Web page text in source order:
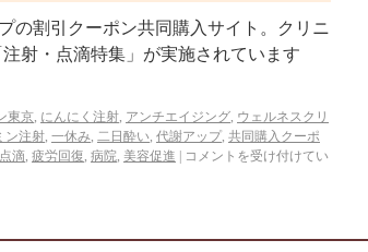
の割引クーポン共同購入サイト。クリニ
射・点滴特集」が実施されています
東京, にんにく注射, アンチエイジング, ウェルネスクリ
ン注射, 一休み, 二日酔い, 代謝アップ, 共同購入クーポ
点滴, 疲労回復, 病院, 美容促進
コメントを受け付けてい